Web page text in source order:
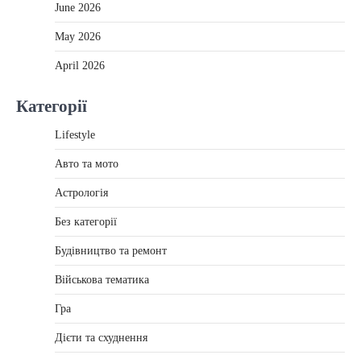
June 2026
May 2026
April 2026
Категорії
Lifestyle
Авто та мото
Астрологія
Без категорії
Будівництво та ремонт
Військова тематика
Гра
Дієти та схуднення